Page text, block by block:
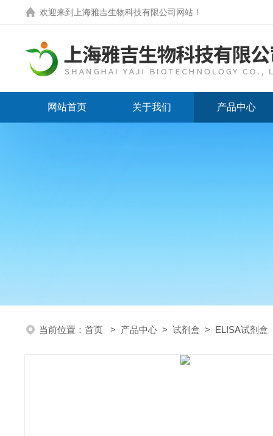
欢迎来到 上海雅吉生物科技有限公司网站 ！
网站首页 关于我们 产品中心
当前位置： 首页 > 产品中心 > 试剂盒 > ELISA试剂盒